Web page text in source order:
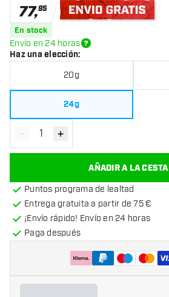
77,95
En stock
Envío en 24 horas
Haz una elección:
20g
24g
Disminuir cantidad
- Aumentar cantidad
+
AÑADIR A LA CESTA
Puntos programa de lealtad
Entrega gratuita a partir de 75 €
¡Envío rápido! Envío en 24 horas
Paga después